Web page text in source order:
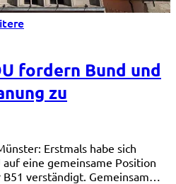
fordern Bund und
zu
Erstmals habe sich
auf eine gemeinsame Position
verständigt. Gemeinsam